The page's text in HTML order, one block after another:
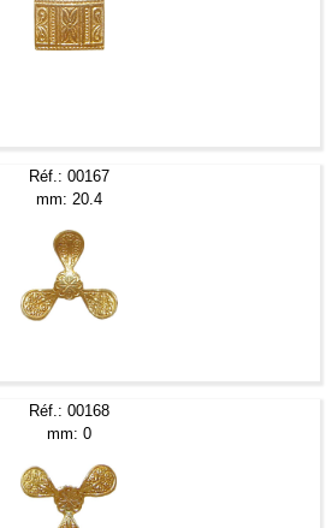
Réf.: 00167
mm: 20.4
Réf.: 00168
mm: 0